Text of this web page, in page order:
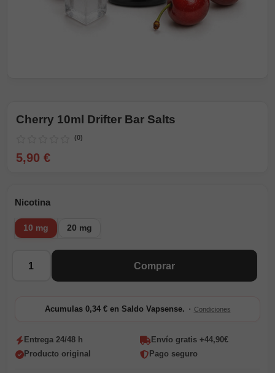
Cherry 10ml Drifter Bar Salts
(0)
5,90 €
Nicotina
10 mg 20 mg
Comprar
Acumulas 0,34 € en Saldo Vapsense. · Condiciones
Entrega 24/48 h
Envío gratis +44,90€
Producto original
Pago seguro